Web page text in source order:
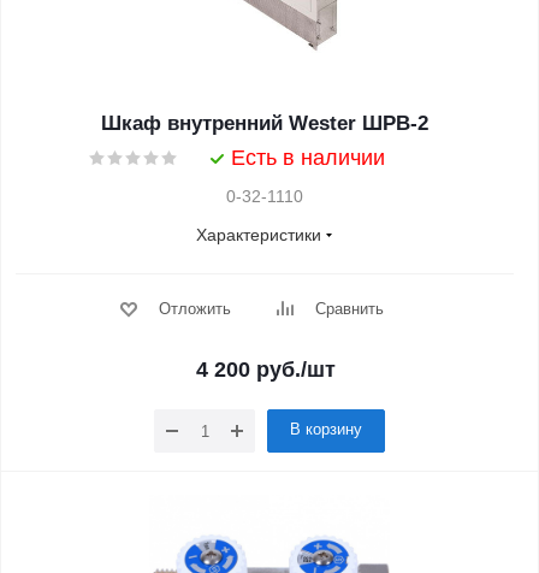
Шкаф внутренний Wester ШРВ-2
Есть в наличии
0-32-1110
Характеристики
Отложить Сравнить
4 200руб./шт
В корзину